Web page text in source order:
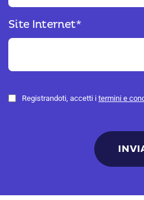
Site Internet*
Registrandoti, accetti i termini e